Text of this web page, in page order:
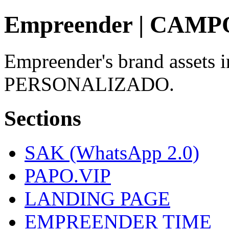
Empreender |
Empreender's brand
PERSONALIZADO.
Sections
SAK (WhatsApp 2.0)
PAPO.VIP
LANDING PAGE
EMPREENDER TIME